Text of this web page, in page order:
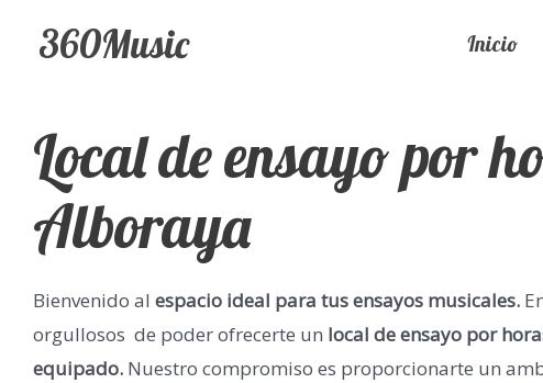
360Music Inicio
Local de ensayo por
Alboraya
Bienvenido al espacio ideal para tus ensayos musicales.
orgullosos de poder ofrecerte un local de ensayo por
equipado. Nuestro compromiso es proporcionarte un